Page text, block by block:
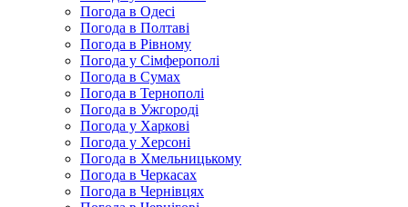
Погода в Одесі
Погода в Полтаві
Погода в Рівному
Погода у Сімферополі
Погода в Сумах
Погода в Тернополі
Погода в Ужгороді
Погода у Харкові
Погода у Херсоні
Погода в Хмельницькому
Погода в Черкасах
Погода в Чернівцях